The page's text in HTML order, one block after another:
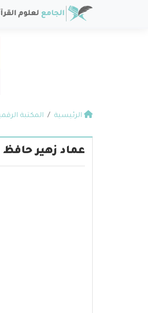
الرئيسية المكتبة
عماد زهير